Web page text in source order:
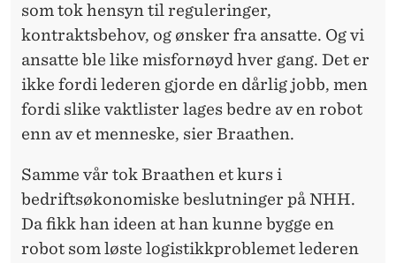
som tok hensyn til reguleringer,
kontraktsbehov, og ønsker fra ansatte. Og vi
ansatte ble like misfornøyd hver gang. Det er
ikke fordi lederen gjorde en dårlig jobb, men
fordi slike vaktlister lages bedre av en robot
enn av et menneske, sier Braathen.
Samme vår tok Braathen et kurs i
bedriftsøkonomiske beslutninger på NHH.
Da fikk han ideen at han kunne bygge en
robot som løste logistikkproblemet lederen